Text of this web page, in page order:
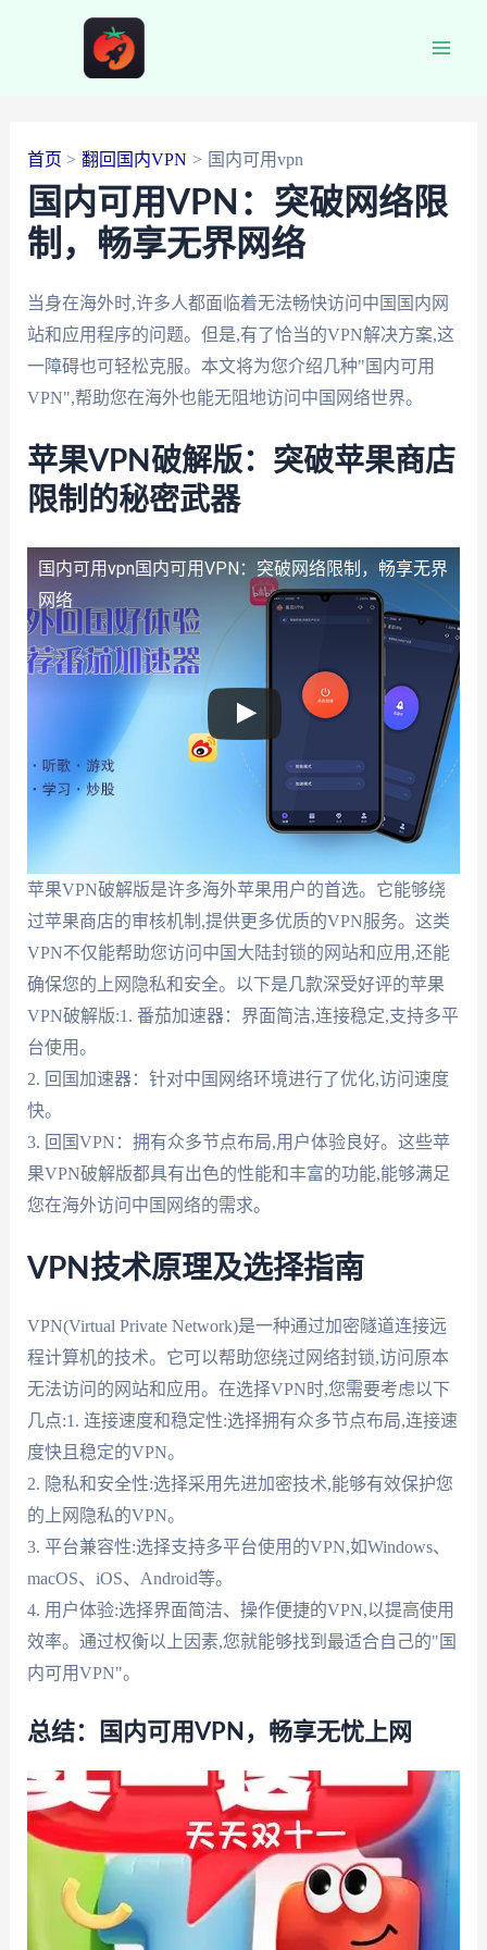
首页 翻回国内VPN 国内可用vpn
国内可用VPN：突破网络限
制，畅享无界网络
当身在海外时,许多人都面临着无法畅快访问中国国内网
站和应用程序的问题。但是,有了恰当的VPN解决方案,这
一障碍也可轻松克服。本文将为您介绍几种"国内可用
VPN",帮助您在海外也能无阻地访问中国网络世界。
苹果VPN破解版：突破苹果商店
限制的秘密武器
国内可用vpn国内可用VPN：突破网络限制，畅享无界
网络
苹果VPN破解版是许多海外苹果用户的首选。它能够绕
过苹果商店的审核机制,提供更多优质的VPN服务。这类
VPN不仅能帮助您访问中国大陆封锁的网站和应用,还能
确保您的上网隐私和安全。以下是几款深受好评的苹果
VPN破解版:1. 番茄加速器：界面简洁,连接稳定,支持多平
台使用。
2. 回国加速器：针对中国网络环境进行了优化,访问速度
快。
3. 回国VPN：拥有众多节点布局,用户体验良好。这些苹
果VPN破解版都具有出色的性能和丰富的功能,能够满足
您在海外访问中国网络的需求。
VPN技术原理及选择指南
VPN(Virtual Private Network)是一种通过加密隧道连接远
程计算机的技术。它可以帮助您绕过网络封锁,访问原本
无法访问的网站和应用。在选择VPN时,您需要考虑以下
几点:1. 连接速度和稳定性:选择拥有众多节点布局,连接速
度快且稳定的VPN。
2. 隐私和安全性:选择采用先进加密技术,能够有效保护您
的上网隐私的VPN。
3. 平台兼容性:选择支持多平台使用的VPN,如Windows、
macOS、iOS、Android等。
4. 用户体验:选择界面简洁、操作便捷的VPN,以提高使用
效率。通过权衡以上因素,您就能够找到最适合自己的"国
内可用VPN"。
总结：国内可用VPN，畅享无忧上网